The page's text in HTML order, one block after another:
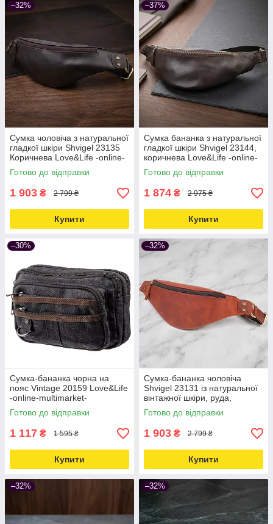
–32%
Сумка чоловіча з натуральної
гладкої шкіри Shvigel 23135
Коричнева Love&Life -online-
multimarket-
Готово до відправки
1 903 ₴ 2 799 ₴
Купити
–37%
Сумка бананка з натуральної
гладкої шкіри Shvigel 23144,
коричнева Love&Life -online-
multimarket-
Готово до відправки
1 874 ₴ 2 975 ₴
Купити
–30%
Сумка-бананка чорна на
пояс Vintage 20159 Love&Life
-online-multimarket-
Готово до відправки
1 117 ₴ 1 595 ₴
Купити
–32%
Сумка-бананка чоловіча
Shvigel 23131 із натуральної
вінтажної шкіри, руда,
практична Love&Life -online-
multimarket-
Готово до відправки
1 903 ₴ 2 799 ₴
Купити
–32% –32%